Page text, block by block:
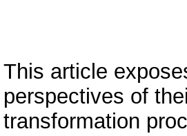
This article
perspectives of
transformation